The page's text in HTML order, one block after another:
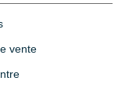
vente